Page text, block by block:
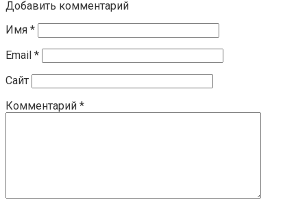
Добавить комментарий
Имя *
Email *
Сайт
Комментарий *